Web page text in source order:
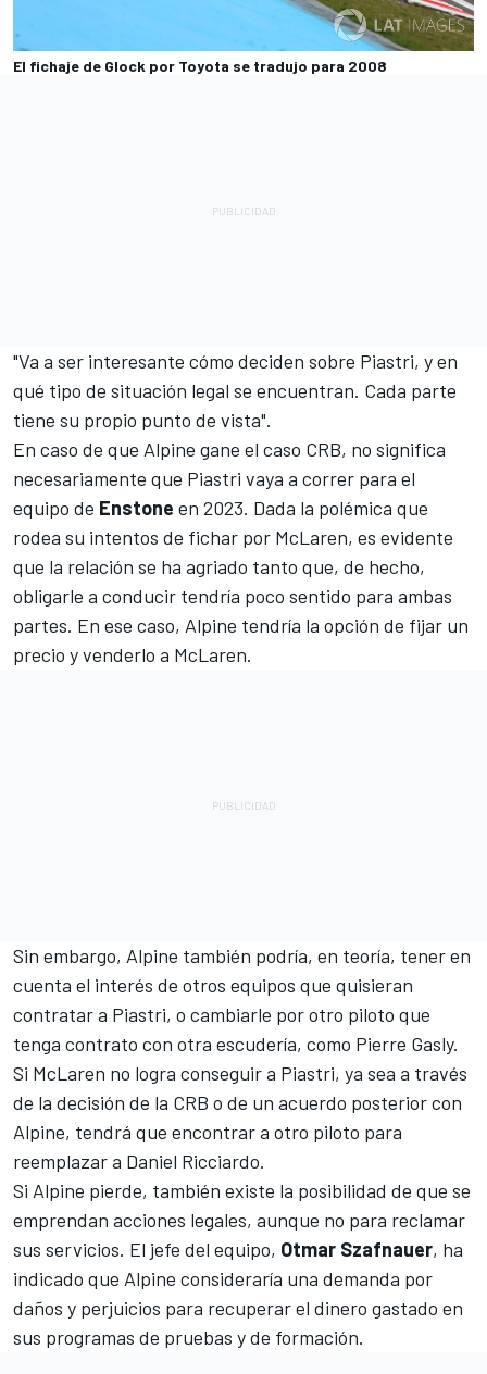
El fichaje de Glock por Toyota se tradujo para 2008
"Va a ser interesante cómo deciden sobre Piastri, y en
qué tipo de situación legal se encuentran. Cada parte
tiene su propio punto de vista".
En caso de que Alpine gane el caso CRB, no significa
necesariamente que Piastri vaya a correr para el
equipo de Enstone en 2023. Dada la polémica que
rodea su intentos de fichar por McLaren, es evidente
que la relación se ha agriado tanto que, de hecho,
obligarle a conducir tendría poco sentido para ambas
partes. En ese caso, Alpine tendría la opción de fijar un
precio y venderlo a McLaren.
Sin embargo, Alpine también podría, en teoría, tener en
cuenta el interés de otros equipos que quisieran
contratar a Piastri, o cambiarle por otro piloto que
tenga contrato con otra escudería, como Pierre Gasly.
Si McLaren no logra conseguir a Piastri, ya sea a través
de la decisión de la CRB o de un acuerdo posterior con
Alpine, tendrá que encontrar a otro piloto para
reemplazar a Daniel Ricciardo.
Si Alpine pierde, también existe la posibilidad de que se
emprendan acciones legales, aunque no para reclamar
sus servicios. El jefe del equipo, Otmar Szafnauer, ha
indicado que Alpine consideraría una demanda por
daños y perjuicios para recuperar el dinero gastado en
sus programas de pruebas y de formación.